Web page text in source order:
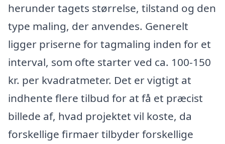
herunder tagets størrelse, tilstand og den
type maling, der anvendes. Generelt
ligger priserne for tagmaling inden for et
interval, som ofte starter ved ca. 100-150
kr. per kvadratmeter. Det er vigtigt at
indhente flere tilbud for at få et præcist
billede af, hvad projektet vil koste, da
forskellige firmaer tilbyder forskellige